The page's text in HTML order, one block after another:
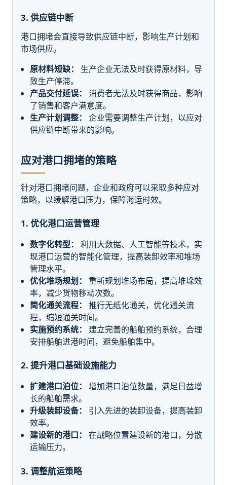
3. 供应链中断
港口拥堵会直接导致供应链中断，影响生产计划和
市场供应。
原材料短缺：
生产企业无法及时获得原材料，导
致生产停滞。
产品交付延误：
消费者无法及时获得商品，影响
了销售和客户满意度。
生产计划调整：
企业需要调整生产计划，以应对
供应链中断带来的影响。
应对港口拥堵的策略
针对港口拥堵问题，企业和政府可以采取多种应对
策略，以缓解港口压力，保障海运时效。
1. 优化港口运营管理
数字化转型：
利用大数据、人工智能等技术，实
现港口运营的智能化管理，提高装卸效率和堆场
管理水平。
优化堆场规划：
重新规划堆场布局，提高堆垛效
率，减少货物移动次数。
简化通关流程：
推行无纸化通关，优化通关流
程，缩短通关时间。
实施预约系统：
建立完善的船舶预约系统，合理
安排船舶进港时间，避免船舶集中。
2. 提升港口基础设施能力
扩建港口泊位：
增加港口泊位数量，满足日益增
长的船舶需求。
升级装卸设备：
引入先进的装卸设备，提高装卸
效率。
建设新的港口：
在战略位置建设新的港口，分散
运输压力。
3. 调整航运策略